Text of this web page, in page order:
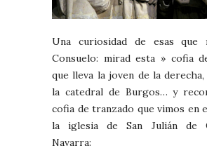
Una curiosidad de esas que
Consuelo: mirad esta » cofia
que lleva la joven de la
la catedral de Burgos… y
cofia de tranzado que vimos en
la iglesia de San Julián de
Navarra: